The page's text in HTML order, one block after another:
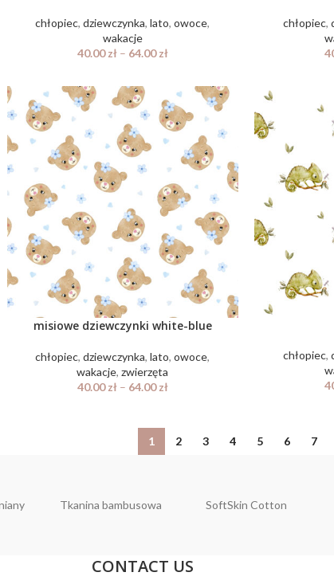
chłopiec,dziewczynka,lato,owoce,
wakacje
40.00zł– 64.00zł
chłopiec,
misiowe dziewczynki white-blue
chłopiec,dziewczynka,lato,owoce,
wakacje,zwierzęta
40.00zł– 64.00zł
chłopiec,
1 2 3 4 5 6 7
Tkanina bambusowa SoftSkin Cotton
CONTACT US